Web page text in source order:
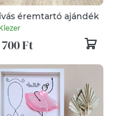
éremtartó ajándék
Ft